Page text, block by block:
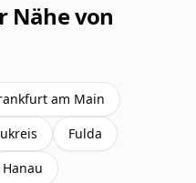
Nähe von
am Main
Fulda
Hanau